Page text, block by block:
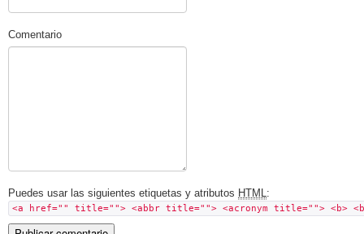
Comentario
Puedes usar las siguientes etiquetas y atributos HTML:
<a href="" title=""> <abbr title=""> <acronym title=""> <b>